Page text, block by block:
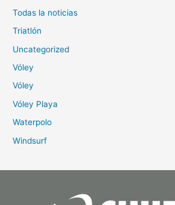
Todas la noticias
Triatlón
Uncategorized
Vóley
Vóley
Vóley Playa
Waterpolo
Windsurf